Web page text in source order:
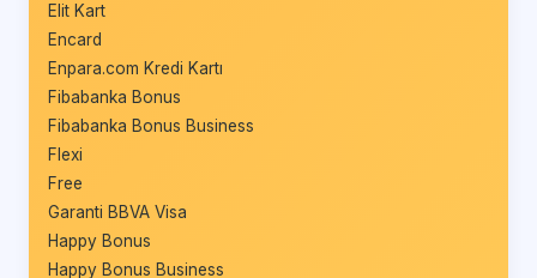
Elit Kart
Encard
Enpara.com Kredi Kartı
Fibabanka Bonus
Fibabanka Bonus Business
Flexi
Free
Garanti BBVA Visa
Happy Bonus
Happy Bonus Business